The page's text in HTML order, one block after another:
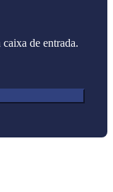
de entrada.